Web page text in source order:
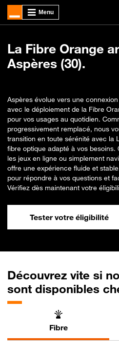
La Fibre Orange
Aspères (30).
Aspères évolue vers une
avec le déploiement de la Fibre
pour vos usages au quotidien.
progressivement remplacé, nous
transition en toute sérénité avec la
fibre optique adapté à vos
les jeux en ligne ou simplement
offre une expérience fluide et
pour répondre à vos questions et
Vérifiez dès maintenant votre
Tester votre éligibilité
Découvrez vite si
sont disponibles
Fibre